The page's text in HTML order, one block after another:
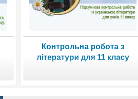
Контрольна робота з
літератури для 11 класу